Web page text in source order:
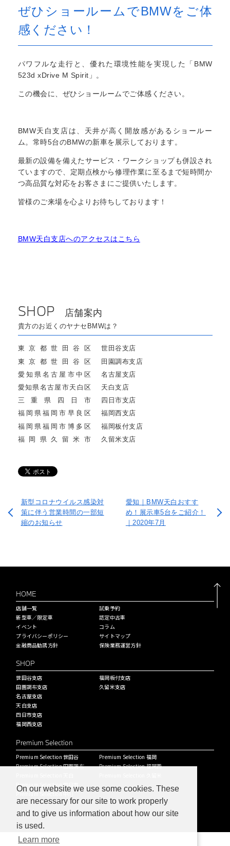
ぜひショールームでBMWをご体
感ください！
パワフルな走行と、優れた環境性能を実現した「BMW
523d xDrive M Spirit」。
この機会に、ぜひショールームでご体感ください。
BMW天白支店は、天井が高く開放感があるショールー
ム。常時5台のBMWの新車を展示しております。
最新の設備を備えたサービス・ワークショップも併設され
ていますので、定期点検から修理作業に至るまで短時間か
つ高品質な対応をお客さまにご提供いたします。
皆様のご来場を心よりお待ちしております！
BMW天白支店へのアクセスはこちら
SHOP 店舗案内
貴方のお近くのヤナセBMWは？
東京都世田谷区
世田谷支店
東京都世田谷区
田園調布支店
愛知県名古屋市中区
名古屋支店
愛知県名古屋市天白区
天白支店
三重県四日市
四日市支店
福岡県福岡市早良区
福岡西支店
福岡県福岡市博多区
福岡板付支店
福岡県久留米市
久留米支店
新型コロナウイルス感染対
策に伴う営業時間の一部短
縮のお知らせ
愛知｜BMW天白おすす
め！展示車5台をご紹介！
｜2020年7月
HOME
店舗一覧
新型車／限定車
イベント
プライバシーポリシー
金融商品勧誘方針
試乗予約
認定中古車
コラム
サイトマップ
保険業務運営方針
SHOP
世田谷支店
田園調布支店
名古屋支店
天白支店
四日市支店
福岡西支店
福岡板付支店
久留米支店
Premium Selection
Premium Selection 世田谷
Premium Selection 田園調布
Premium Selection 四日市
Premium Selection 中川
Premium Selection 福岡
Premium Selection 福岡西
On our website we use some cookies. These
are necessary for our site to work properly
and to give us information about how our site
is used.
Learn more